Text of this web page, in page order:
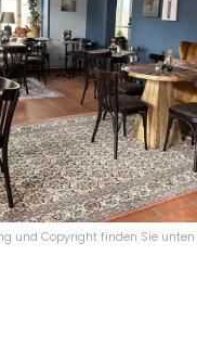
und Copyright finden Sie unten